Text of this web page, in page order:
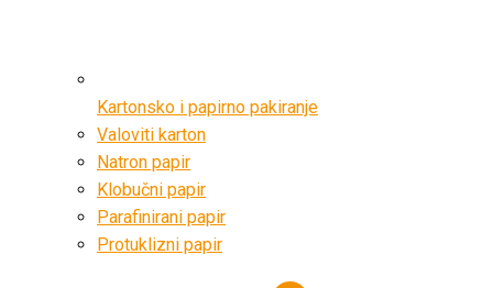
Kartonsko i papirno pakiranje
Valoviti karton
Natron papir
Klobučni papir
Parafinirani papir
Protuklizni papir